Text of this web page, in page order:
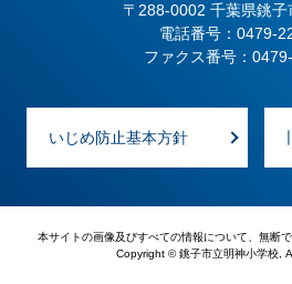
〒288-0002 千葉県銚子
電話番号：0479-
ファクス番号：
いじめ防止基本方針
本サイトの画像及びすべての情報について、無断
Copyright © 銚子市立明神小学校,